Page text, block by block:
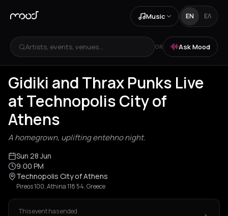
Music EN ΕΛ
Artists, events, venues... OR Ask Mood
Gidiki and Thrax Punks Live
at Technopolis City of
Athens
A homegrown, uplifting entehno night.
Sun 28 Jun
9:00 PM
Technopolis City of Athens
Pireos 100, Athina 118 54, Greece
This event has ended